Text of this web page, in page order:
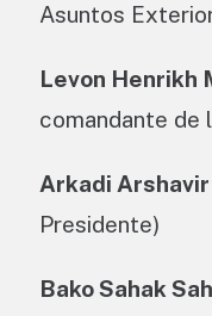
Asuntos
Levon Henrikh
comandante de
Arkadi
Presidente)
Bako Sahak